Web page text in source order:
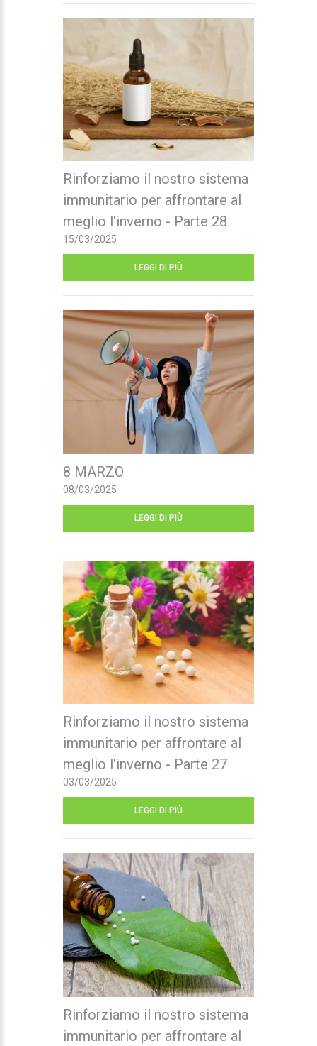
Rinforziamo il nostro sistema
immunitario per affrontare al
meglio l'inverno - Parte 28
15/03/2025
LEGGI DI PIÙ
8 MARZO
08/03/2025
LEGGI DI PIÙ
Rinforziamo il nostro sistema
immunitario per affrontare al
meglio l'inverno - Parte 27
03/03/2025
LEGGI DI PIÙ
Rinforziamo il nostro sistema
immunitario per affrontare al